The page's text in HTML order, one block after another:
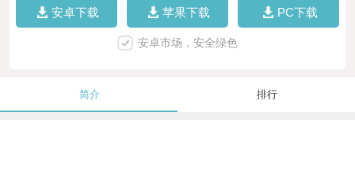
安卓下载 苹果下载 PC下载
安卓市场，安全绿色
简介 排行